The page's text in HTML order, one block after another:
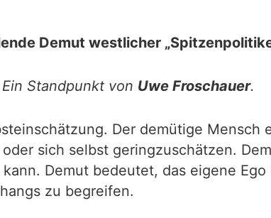
Demut westlicher
Ein Standpunkt von Uwe Froschauer.
Der demütige
sich selbst geringzuschätzen.
Demut bedeutet, das eigene
zu begreifen.